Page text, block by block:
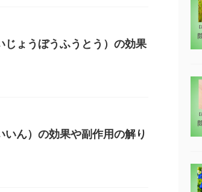
じょうぼうふうとう）の効果
いん）の効果や副作用の解り